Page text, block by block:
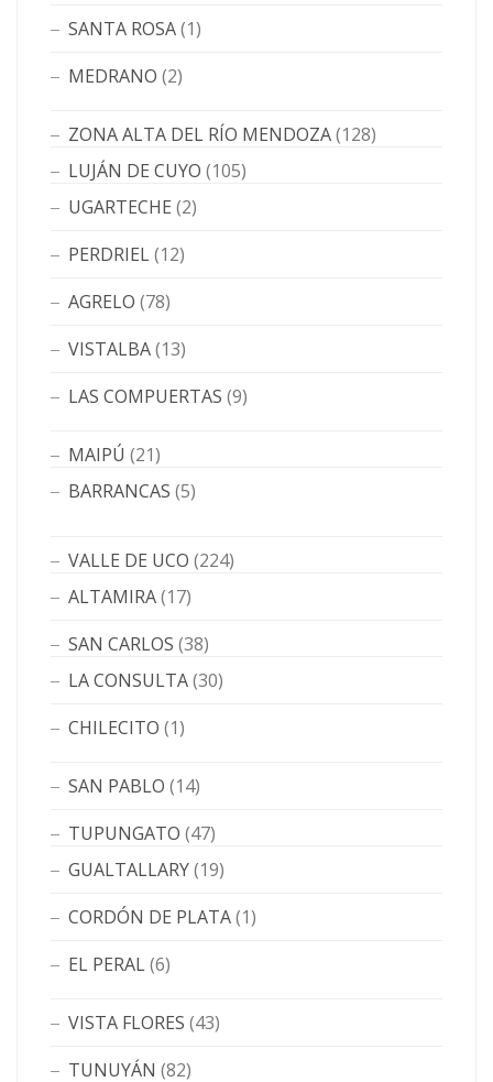
SANTA ROSA(1)
MEDRANO (2)
ZONA ALTA DEL RÍO MENDOZA(128)
LUJÁN DE CUYO (105)
UGARTECHE (2)
PERDRIEL(12)
AGRELO (78)
VISTALBA(13)
LAS COMPUERTAS (9)
MAIPÚ (21)
BARRANCAS (5)
VALLE DE UCO (224)
ALTAMIRA(17)
SAN CARLOS (38)
LA CONSULTA(30)
CHILECITO (1)
SAN PABLO (14)
TUPUNGATO (47)
GUALTALLARY(19)
CORDÓN DE PLATA(1)
EL PERAL(6)
VISTA FLORES (43)
TUNUYÁN (82)